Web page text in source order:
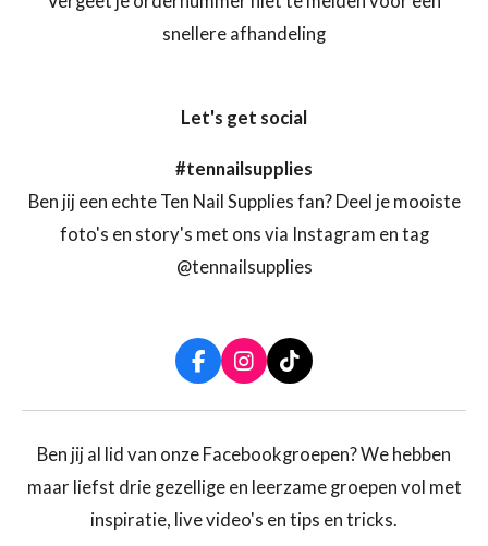
snellere afhandeling
Let's get social
#tennailsupplies
Ben jij een echte Ten Nail Supplies fan? Deel je mooiste
foto's en story's met ons via Instagram en tag
@tennailsupplies
F
a
c
b
o
k
I
n
s
a
r
a
T
i
k
o
Ben jij al lid van onze Facebookgroepen? We hebben
maar liefst drie gezellige en leerzame groepen vol met
inspiratie, live video's en tips en tricks.